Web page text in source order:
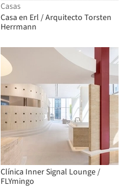
Casas
Casa en Erl / Arquitecto Torsten
Herrmann
Clínica Inner Signal Lounge /
FLYmingo